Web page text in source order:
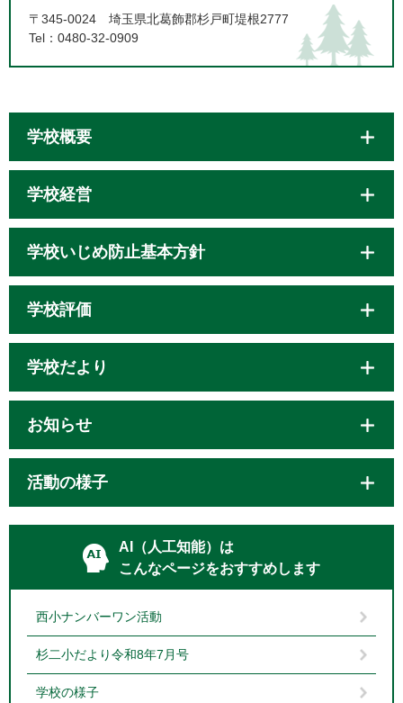
〒345-0024
埼玉県北葛飾郡杉戸町堤根2777
Tel：0480-32-0909
学校概要
学校経営
学校いじめ防止基本方針
学校評価
学校だより
お知らせ
活動の様子
AI（人工知能）は
こんなページをおすすめします
西小ナンバーワン活動
杉二小だより令和8年7月号
学校の様子